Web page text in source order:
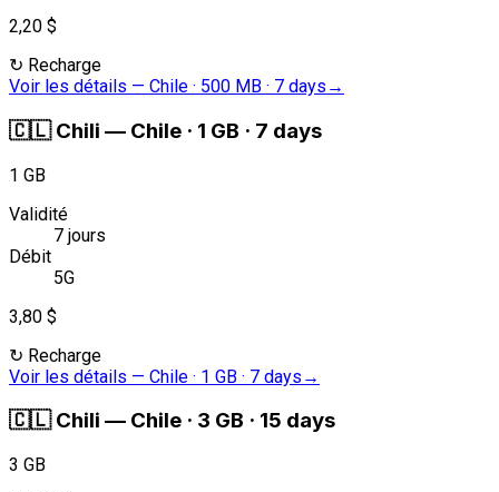
2,20 $
↻ Recharge
Voir les détails — Chile · 500 MB · 7 days →
🇨🇱 Chili — Chile · 1 GB · 7 days
1 GB
Validité
7 jours
Débit
5G
3,80 $
↻ Recharge
Voir les détails — Chile · 1 GB · 7 days →
🇨🇱 Chili — Chile · 3 GB · 15 days
3 GB